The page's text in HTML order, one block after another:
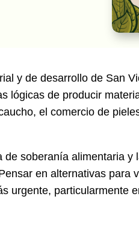
y de desarrollo de San
lógicas de producir
el comercio de
soberanía alimentaria y
en alternativas para
urgente, particularmente